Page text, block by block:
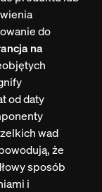
do
na
od daty
wad
że
sposób
i